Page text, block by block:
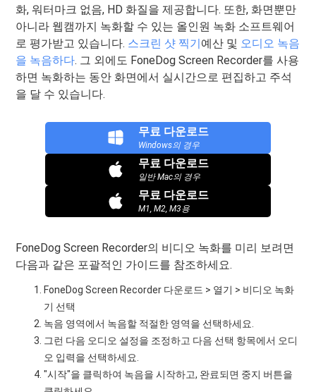
화, 워터마크 없음, HD 화질을 제공합니다. 또한, 화면뿐만
아니라 웹캠까지 녹화할 수 있는 올인원 녹화 소프트웨어
로 평가받고 있습니다. 스크린 샷 찍기예산 및 오디오 녹음
을 녹음하다. 그 외에도 FoneDog Screen Recorder를 사용
하면 녹화하는 동안 화면에서 실시간으로 편집하고 주석
을 달 수 있습니다.
무료 다운로드
Windows의 경우
무료 다운로드
일반 Mac의 경우
무료 다운로드
M1, M2, M3용
FoneDog Screen Recorder의 비디오 녹화를 미리 보려면
다음과 같은 포괄적인 가이드를 참조하세요.
FoneDog Screen Recorder 다운로드 > 열기 > 비디오 녹화
기 선택
녹음 영역에서 녹음할 적절한 영역을 선택하세요.
그런 다음 오디오 설정을 조정하고 다음 선택 항목에서 오디
오 입력을 선택하세요.
"시작"을 클릭하여 녹음을 시작하고, 완료되면 중지 버튼을